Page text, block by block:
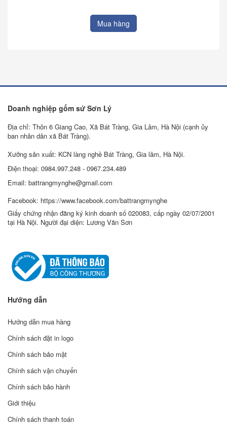
Mua hàng
Doanh nghiệp gốm sứ Sơn Lý
Địa chỉ: Thôn 6 Giang Cao, Xã Bát Tràng, Gia Lâm, Hà Nội (cạnh ủy
ban nhân dân xã Bát Tràng).
Xưởng sản xuất: KCN làng nghề Bát Tràng, Gia lâm, Hà Nội.
Điện thoại: 0984.997.248 - 0967.234.489
Email: battrangmynghe@gmail.com
Facebook: https://www.facebook.com/battrangmynghe
Giấy chứng nhận đăng ký kinh doanh số 020083, cấp ngày 02/07/2001
tại Hà Nội. Người đại diện: Lương Văn Sơn
Hướng dẫn
Hướng dẫn mua hàng
Chính sách đặt in logo
Chính sách bảo mật
Chính sách vận chuyển
Chính sách bảo hành
Giới thiệu
Chính sách thanh toán